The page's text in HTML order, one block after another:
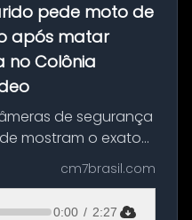
pede moto de
após matar
no Colônia
de segurança
mostram o exato
suspeito da
28 anos. O crime
d...
cm7brasil.com
0:00 / 2:27